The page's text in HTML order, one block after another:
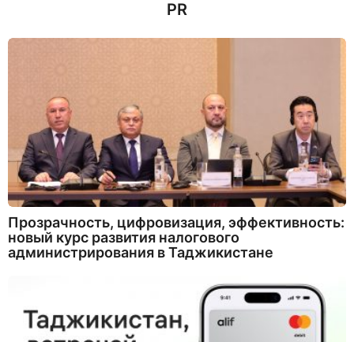
PR
Прозрачность, цифровизация, эффективность:
новый курс развития налогового
администрирования в Таджикистане